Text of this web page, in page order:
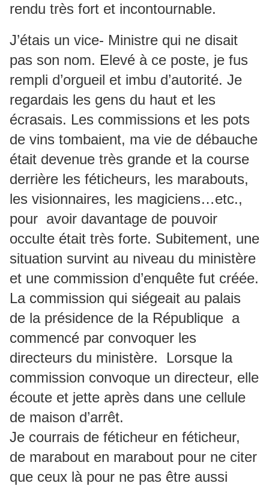
rendu très fort et incontournable.
J’étais un vice- Ministre qui ne disait
pas son nom. Elevé à ce poste, je fus
rempli d’orgueil et imbu d’autorité. Je
regardais les gens du haut et les
écrasais. Les commissions et les pots
de vins tombaient, ma vie de débauche
était devenue très grande et la course
derrière les féticheurs, les marabouts,
les visionnaires, les magiciens…etc.,
pour avoir davantage de pouvoir
occulte était très forte. Subitement, une
situation survint au niveau du ministère
et une commission d’enquête fut créée.
La commission qui siégeait au palais
de la présidence de la République a
commencé par convoquer les
directeurs du ministère. Lorsque la
commission convoque un directeur, elle
écoute et jette après dans une cellule
de maison d’arrêt.
Je courrais de féticheur en féticheur,
de marabout en marabout pour ne citer
que ceux là pour ne pas être aussi